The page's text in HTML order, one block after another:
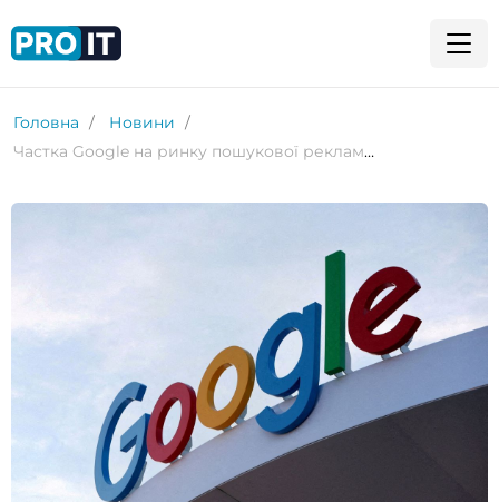
Головна
Новини
Частка Google на ринку пошукової реклами може впасти нижче 50% через ШІ